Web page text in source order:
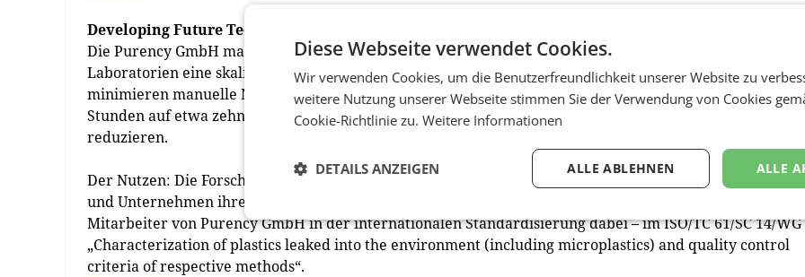
Developing Future Technologies
Die Purency GmbH macht Mikroplastik sichtbar. Die Lösungen des Wiener Unternehmens ermöglichen
Laboratorien eine skalierbare Analyse von Mikroplastik. Die Ergebnisse sind von hoher Qualität und
minimieren manuelle Nachbearbeitungen. Der Zeitaufwand für die Datenanalyse wird dadurch von
Stunden auf etwa zehn Minuten reduziert. Die Purency GmbH schafft so die Basis, um Mikroplastik zu
reduzieren.
Der Nutzen: Die Forscher können Aussagen über die Gefahren für Gesundheit und Umwelt besser treffen
und Unternehmen ihre Risikobewertungen und Qualitätskontrollen besser durchführen. Seit 2019 sind
Mitarbeiter von Purency GmbH in der internationalen Standardisierung dabei – im ISO/TC 61/SC 14/WG
„Characterization of plastics leaked into the environment (including microplastics) and quality control
criteria of respective methods“.
Diese Webseite verwendet Cookies.
Wir verwenden Cookies, um die Benutzerfreundlichkeit unserer Website zu
weitere Nutzung unserer Webseite stimmen Sie der Verwendung von Cookies
Cookie-Richtlinie zu. Weitere Informationen
ALLE
ALLE ABLEHNEN
DETAILS ANZEIGEN